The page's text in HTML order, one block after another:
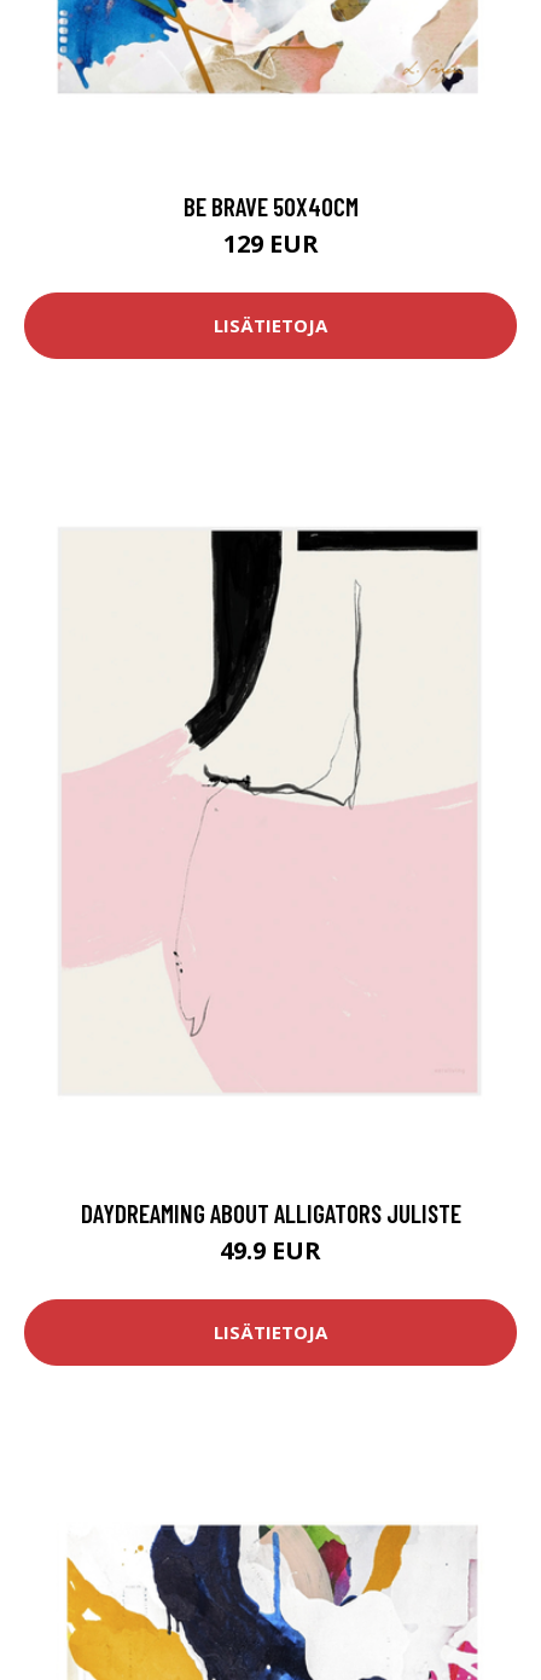
BE BRAVE 50X40CM
129 EUR
LISÄTIETOJA
DAYDREAMING ABOUT ALLIGATORS JULISTE
49.9 EUR
LISÄTIETOJA